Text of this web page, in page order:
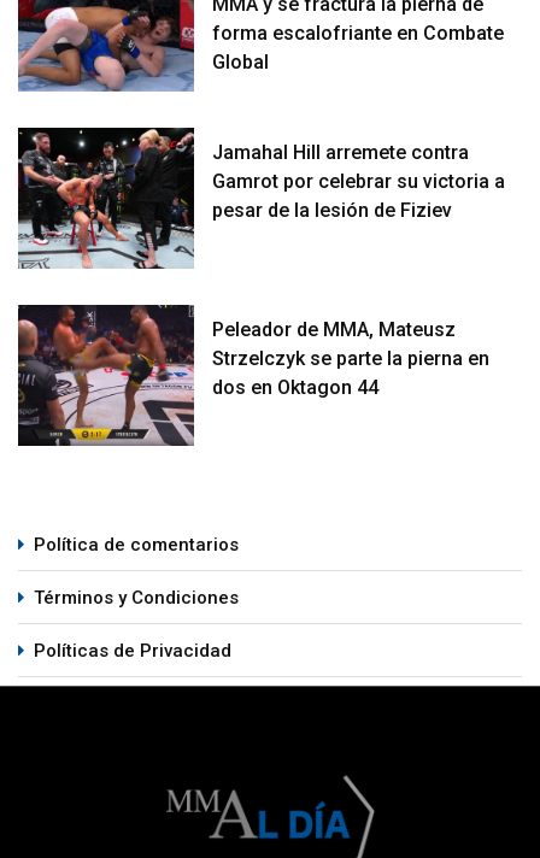
forma escalofriante en Combate
Global
Jamahal Hill arremete contra
Gamrot por celebrar su victoria a
pesar de la lesión de Fiziev
Peleador de MMA, Mateusz
Strzelczyk se parte la pierna en
dos en Oktagon 44
Política de comentarios
Términos y Condiciones
Políticas de Privacidad